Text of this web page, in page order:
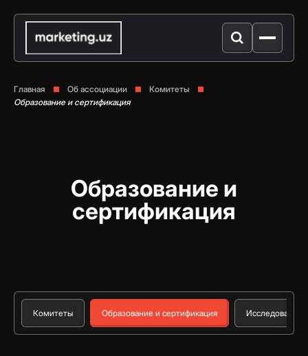
Главная Об ассоциации
Комитеты
Образование и сертификация
Образование и
сертификация
Комитеты Образование и сертификация Исследования